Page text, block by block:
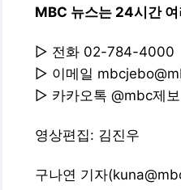
MBC 뉴스는 24시간
▷ 전화 02-784-4000
▷ 이메일
▷ 카카오톡 @mbc제보
영상편집: 김진우
구나연 기자